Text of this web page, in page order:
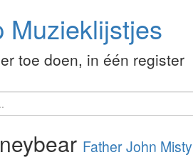
Muzieklijstjes
toe doen, in één register
Father John Misty